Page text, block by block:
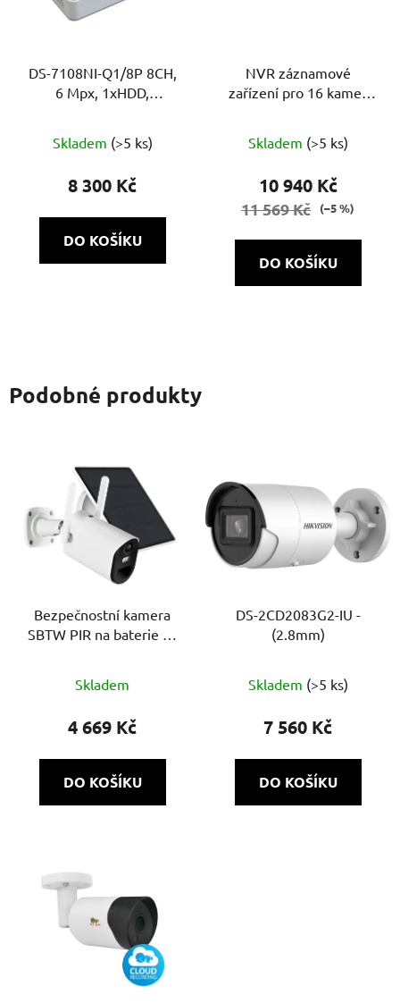
DS-7108NI-Q1/8P 8CH,
6 Mpx, 1xHDD,
Skladem (>5 ks)
8 300 Kč
DO KOŠÍKU
NVR záznamové
zařízení pro 16 kamer
Skladem (>5 ks)
10 940 Kč
11 569 Kč (–5 %)
DO KOŠÍKU
Podobné produkty
Bezpečnostní kamera
SBTW PIR na baterie se
Skladem
4 669 Kč
DO KOŠÍKU
DS-2CD2083G2-IU -
(2.8mm)
Skladem (>5 ks)
7 560 Kč
DO KOŠÍKU